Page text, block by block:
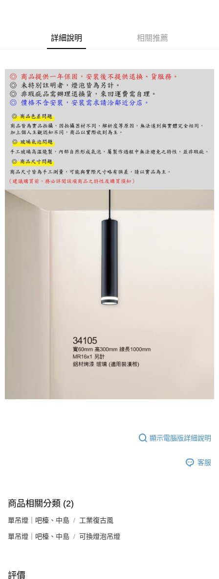
【「AFTEE先享後付」結帳流程】
１．於結帳方式選擇「AFTEE先享後付」後，將跳轉至「AFTEE先享後付」
結帳頁面，進行簡訊認證並確認金額後，即可完成結帳。
２．訂單成立數日內，您將收到繳費通知簡訊。
３．收到繳費通知簡訊後14天內，點擊此簡訊中的連結，可透過四大超商／
ATM／網路銀行／等多元方式進行付款，方視為交易完成。
※ 請注意：結帳手續完成當下不需立刻繳費，但若您需要取消訂單，請聯絡
購買商品的店家。未經商家同意取消之訂單仍視為有效，需透過AFTEE先享
後付繳納相關費用。
※ 交易是否成功請以「AFTEE先享後付 」之結帳頁面顯示為準，若有關於
是否繳費成功／繳費後需取消欲退款等相關疑問，請聯繫「AFTEE先享後付
客戶支援中心」
https://netprotections.freshdesk.com/support/home
【注意事項】
１．透過由恩沛科技股份有限公司提供之「AFTEE先享後付」服務完成之交
易，需依本服務之必要範圍內提供個人資料，並將交易相關給付款項請求債
「AFTEE先享後付」，若未經同意申辦者引起之損失，本公司不負相關責
５．嚴禁一人註冊多個帳號或使用他人資訊註冊。若發現惡意使用之情形，
每筆NT$180，滿NT$5,000(含以上)免運費
詳細說明 相關推薦
顯示電腦版詳細說明
客服
商品相關分類 (2)
單吊燈｜吧檯、中島 工業復古風
單吊燈｜吧檯、中島 可換燈泡吊燈
評價